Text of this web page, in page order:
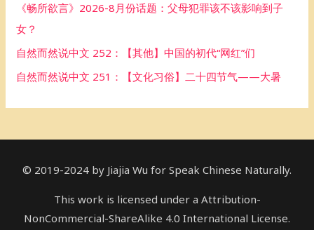
《畅所欲言》2026-8月份话题：父母犯罪该不该影响到子
女？
自然而然说中文 252：【其他】中国的初代“网红”们
自然而然说中文 251：【文化习俗】二十四节气——大暑
© 2019-2024 by Jiajia Wu for Speak Chinese Naturally.
This work is licensed under a Attribution-
NonCommercial-ShareAlike 4.0 International License.